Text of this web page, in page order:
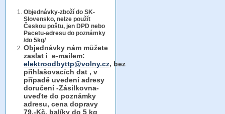
Objednávky-zboží do SK-
Slovensko, nelze použít
Českou poštu, jen DPD nebo
Pacetu-adresu do poznámky
/do 5kg/
Objednávky nám můžete
zaslat i e-mailem:
elektroodbyttp@volny.cz, bez
přihlašovacích dat , v
případě uvedení adresy
doručení -Zásilkovna-
uveďte do poznámky
adresu, cena dopravy
79,-Kč, balíky do 5 kg